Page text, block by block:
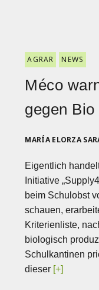
AGRAR NEWS
Méco
gegen Bio
MARÍA ELORZA
Eigentlich
Initiative
beim Schulobst
schauen,
Kriterienliste,
biologisch
Schulkantinen
dieser [+]